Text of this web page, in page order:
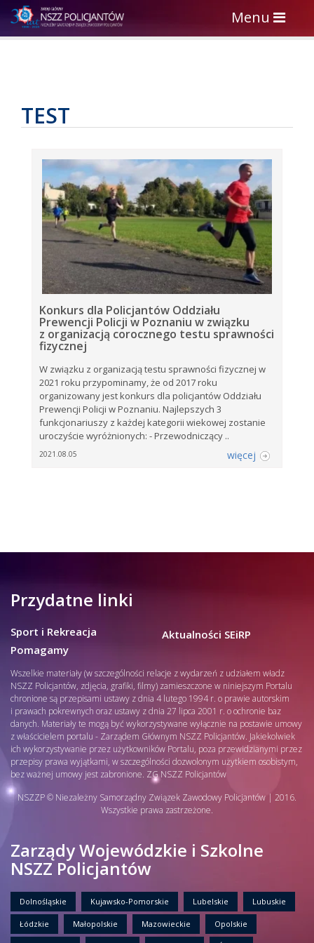
Toggle
navigation
Menu
TEST
Konkurs dla Policjantów Oddziału
Prewencji Policji w Poznaniu w związku
z organizacją corocznego testu sprawności
fizycznej
W związku z organizacją testu sprawności fizycznej w
2021 roku przypominamy, że od 2017 roku
organizowany jest konkurs dla policjantów Oddziału
Prewencji Policji w Poznaniu. Najlepszych 3
funkcjonariuszy z każdej kategorii wiekowej zostanie
uroczyście wyróżnionych: - Przewodniczący ..
2021.08.05 więcej
Przydatne linki
Sport i Rekreacja
Pomagamy
Aktualności SEiRP
Wszelkie materiały (w szczególności relacje z wydarzeń z udziałem władz
NSZZ Policjantów, zdjęcia, grafiki, filmy) zamieszczone w niniejszym Portalu
chronione są przepisami ustawy z dnia 4 lutego 1994 r. o prawie autorskim
i prawach pokrewnych oraz ustawy z dnia 27 lipca 2001 r. o ochronie baz
danych. Materiały te mogą być wykorzystywane wyłącznie na postawie umowy
z właścicielem portalu - Zarządem Głównym NSZZ Policjantów. Jakiekolwiek
ich wykorzystywanie przez użytkowników Portalu, poza przewidzianymi przez
przepisy prawa wyjątkami, w szczególności dozwolonym użytkiem osobistym,
bez ważnej umowy jest zabronione. ZG NSZZ Policjantów
NSZZP © Niezależny Samorządny Związek Zawodowy Policjantów | 2016.
Wszystkie prawa zastrzeżone.
Zarządy Wojewódzkie i Szkolne
NSZZ Policjantów
Dolnośląskie Kujawsko-Pomorskie Lubelskie Lubuskie
Łódzkie Małopolskie Mazowieckie Opolskie